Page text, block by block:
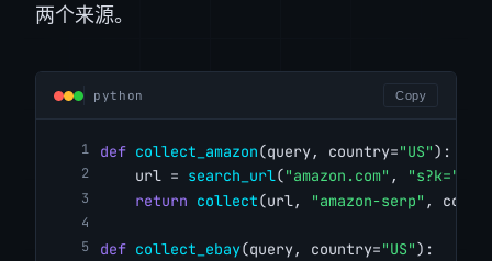
两个来源。
python Copy
def collect_amazon(query, country="US"):
    url =
search_url("amazon.com" , "s?k="
return collect(url, "amazon-serp" ,
def collect_ebay(query, country="US"):